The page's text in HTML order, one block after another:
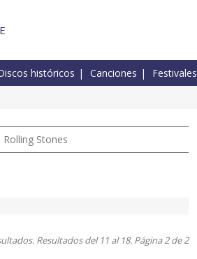
históricos Canciones Festivales
Stones
Resultados del 11 al 18. Página 2 de 2